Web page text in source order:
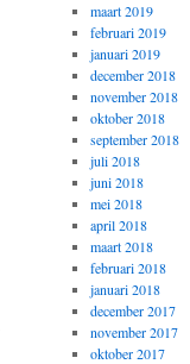
maart 2019
februari 2019
januari 2019
december 2018
november 2018
oktober 2018
september 2018
juli 2018
juni 2018
mei 2018
april 2018
maart 2018
februari 2018
januari 2018
december 2017
november 2017
oktober 2017